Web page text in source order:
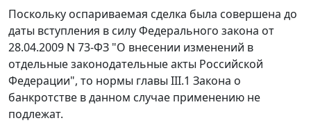
Поскольку оспариваемая сделка была совершена до
даты вступления в силу Федерального закона от
28.04.2009 N 73-ФЗ "О внесении изменений в
отдельные законодательные акты Российской
Федерации", то нормы главы III.1 Закона о
банкротстве в данном случае применению не
подлежат.